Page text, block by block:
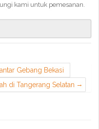
kami untuk pemesanan.
Gebang Bekasi
di Tangerang Selatan